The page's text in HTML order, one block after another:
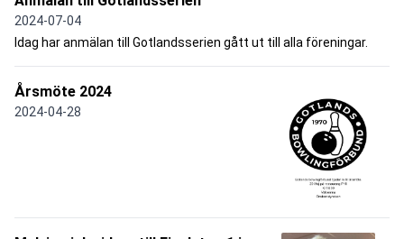
2024-07-04
Idag har anmälan till Gotlandsserien gått ut till alla föreningar.
Årsmöte 2024
2024-04-28